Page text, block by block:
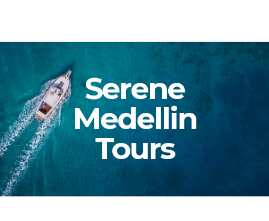
Serene
Medellin
Tours